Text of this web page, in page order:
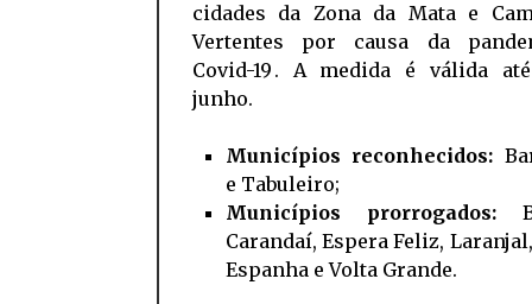
cidades da Zona da Mata e
Vertentes por causa da
Covid-19 . A medida é válida
junho.
Municípios reconhecidos:
e Tabuleiro;
Municípios prorrogados:
Carandaí, Espera Feliz,
Espanha e Volta Grande.